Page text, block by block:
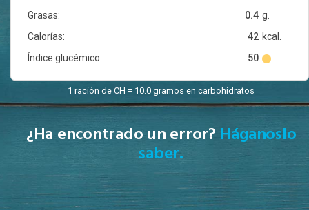
Grasas:
g.
0.4
Calorías:
kcal.
42
Índice glucémico:
50
1 ración de CH = 10.0 gramos en carbohidratos
¿Ha encontrado un error? Háganoslo
saber.